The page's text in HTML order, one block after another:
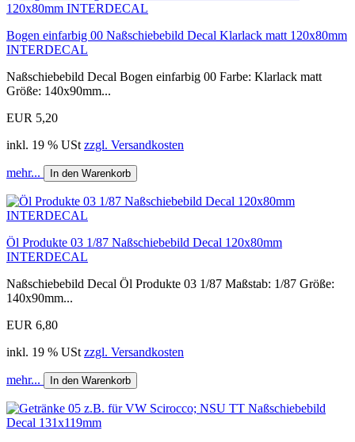
Bogen einfarbig 00 Naßschiebebild Decal Klarlack matt 120x80mm
INTERDECAL
Naßschiebebild Decal Bogen einfarbig 00 Farbe: Klarlack matt
Größe: 140x90mm...
EUR 5,20
inkl. 19 % USt zzgl. Versandkosten
mehr... In den Warenkorb
Öl Produkte 03 1/87 Naßschiebebild Decal 120x80mm
INTERDECAL
Naßschiebebild Decal Öl Produkte 03 1/87 Maßstab: 1/87 Größe:
140x90mm...
EUR 6,80
inkl. 19 % USt zzgl. Versandkosten
mehr... In den Warenkorb